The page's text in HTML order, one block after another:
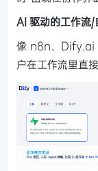
AI 驱动的工作流/
像 n8n、Dify.ai
户在工作流里直